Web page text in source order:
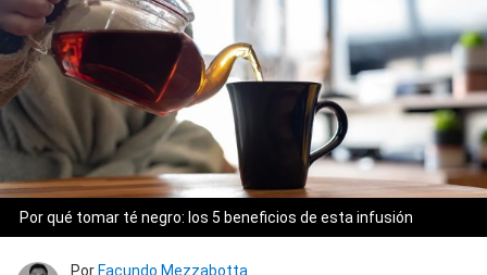
Por qué tomar té negro: los 5 beneficios de esta infusión
Por Facundo Mezzabotta